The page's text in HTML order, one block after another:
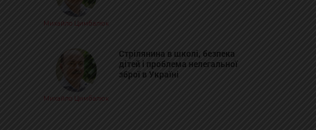
Михайло Цимбалюк
Михайло Цимбалюк
Стрілянина в школі, безпека
дітей і проблема нелегальної
зброї в Україні